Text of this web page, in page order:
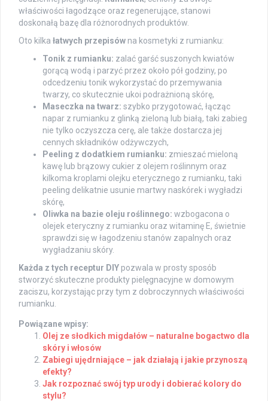
właściwości łagodzące oraz regenerujące, stanowi
doskonałą bazę dla różnorodnych produktów.
Oto kilka łatwych przepisów na kosmetyki z rumianku:
Tonik z rumianku: zalać garść suszonych kwiatów
gorącą wodą i parzyć przez około pół godziny, po
odcedzeniu tonik wykorzystać do przemywania
twarzy, co skutecznie ukoi podrażnioną skórę,
Maseczka na twarz: szybko przygotować, łącząc
napar z rumianku z glinką zieloną lub białą, taki zabieg
nie tylko oczyszcza cerę, ale także dostarcza jej
cennych składników odżywczych,
Peeling z dodatkiem rumianku: zmieszać mieloną
kawę lub brązowy cukier z olejem roślinnym oraz
kilkoma kroplami olejku eterycznego z rumianku, taki
peeling delikatnie usunie martwy naskórek i wygładzi
skórę,
Oliwka na bazie oleju roślinnego: wzbogacona o
olejek eteryczny z rumianku oraz witaminę E, świetnie
sprawdzi się w łagodzeniu stanów zapalnych oraz
wygładzaniu skóry.
Każda z tych receptur DIY pozwala w prosty sposób
stworzyć skuteczne produkty pielęgnacyjne w domowym
zaciszu, korzystając przy tym z dobroczynnych właściwości
rumianku.
Powiązane wpisy:
Olej ze słodkich migdałów – naturalne bogactwo dla
skóry i włosów
Zabiegi ujędrniające – jak działają i jakie przynoszą
efekty?
Jak rozpoznać swój typ urody i dobierać kolory do
stylu?